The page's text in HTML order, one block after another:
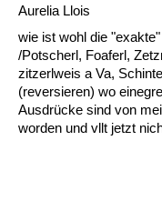
Aurelia Llois
wie ist wohl die
/Potscherl, Foaferl,
zitzerlweis a Va,
(reversieren) wo
Ausdrücke sind von
worden und vllt jetzt